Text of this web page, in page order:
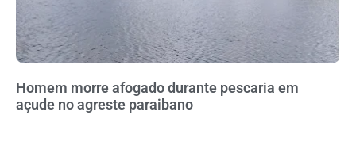
Homem morre afogado durante pescaria em
açude no agreste paraibano